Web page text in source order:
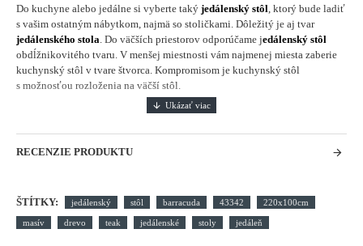
Do kuchyne alebo jedálne si vyberte taký jedálenský stôl, ktorý bude ladiť
s vašim ostatným nábytkom, najmä so stoličkami. Dôležitý je aj tvar
jedálenského stola. Do väčších priestorov odporúčame jedálenský stôl
obdĺžnikovitého tvaru. V menšej miestnosti vám najmenej miesta zaberie
kuchynský stôl v tvare štvorca. Kompromisom je kuchynský stôl
s možnosťou rozloženia na väčší stôl.
RECENZIE PRODUKTU
ŠTÍTKY: jedálenský stôl barracuda 43342 220x100cm
masív drevo teak jedálenské stoly jedáleň